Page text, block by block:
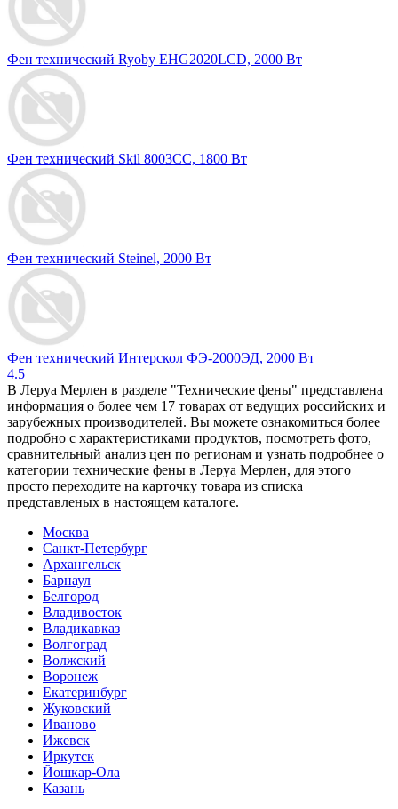
Фен технический Ryoby EHG2020LCD, 2000 Вт
Фен технический Skil 8003CC, 1800 Вт
Фен технический Steinel, 2000 Вт
Фен технический Интерскол ФЭ-2000ЭД, 2000 Вт
4.5
В Леруа Мерлен в разделе "Технические фены" представлена
информация о более чем 17 товарах от ведущих российских и
зарубежных производителей. Вы можете ознакомиться более
подробно c характеристиками продуктов, посмотреть фото,
сравнительный анализ цен по регионам и узнать подробнее о
категории технические фены в Леруа Мерлен, для этого
просто переходите на карточку товара из списка
представленых в настоящем каталоге.
Москва
Санкт-Петербург
Архангельск
Барнаул
Белгород
Владивосток
Владикавказ
Волгоград
Волжский
Воронеж
Екатеринбург
Жуковский
Иваново
Ижевск
Иркутск
Йошкар-Ола
Казань